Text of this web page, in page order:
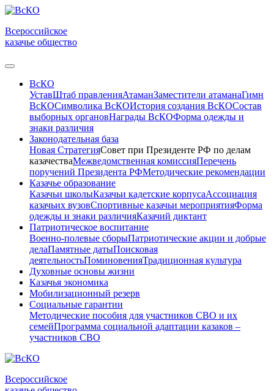
Всероссийское
казачье общество
ВсКО
УставШтаб правленияАтаманЗаместители атаманаГимн
ВсКОСимволика ВсКОИстория создания ВсКОСостав
выборных органовНаграды ВсКОФорма одежды и
знаки различия
Законодательная база
Новая СтратегияСовет при Президенте РФ по делам
казачестваМежведомственная комиссияПеречень
поручений Президента РФМетодические рекомендации
Казачье образование
Казачьи школыКазачьи кадетские корпусаАссоциация
казачьих вузовСпортивные казачьи мероприятияФорма
одежды и знаки различияКазачий диктант
Патриотическое воспитание
Военно-полевые сборыПатриотические акции и добрые
делаПамятные датыПоисковая
деятельностьПоминовенияТрадиционная культура
Духовные основы жизни
Казачья экономика
Мобилизационный резерв
Социальные гарантии
Методические пособия для участников СВО и их
семейПрограмма социальной адаптации казаков –
участников СВО
Всероссийское